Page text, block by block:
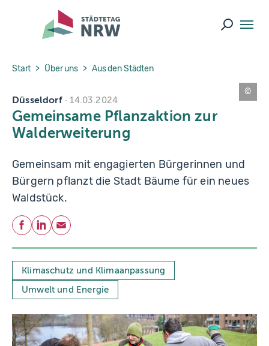
Skip to main navigation
Skip to main content
Skip to page footer
Suche
You are here:
Start Über uns Aus den Städten
Düsseldorf 14.03.2024
Gemeinsame Pflanzaktion zur
Walderweiterung
Gemeinsam mit engagierten Bürgerinnen und
Bürgern pflanzt die Stadt Bäume für ein neues
Waldstück.
Teilen
Facebook
LinkedIn
E-Mail
Klimaschutz und Klimaanpassung
Umwelt und Energie
L
t
s
el
a
ni